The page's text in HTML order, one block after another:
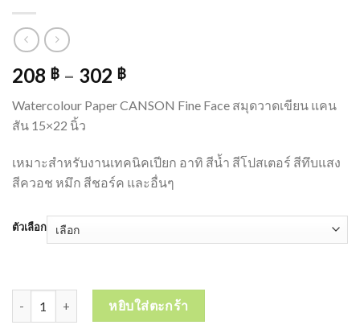
208 ฿ – 302 ฿
Watercolour Paper CANSON Fine Face สมุดวาดเขียน แคน
สัน 15×22 นิ้ว
เหมาะสำหรับงานเทคนิคเปียก อาทิ สีน้ำ สีโปสเตอร์ สีทึบแสง
สีควอช หมึก สีชอร์ค และอื่นๆ
ตัวเลือก
จำนวน Watercolour Paper CANSON Fine Face สมุดวาดเขียน แค
หยิบใส่ตะกร้า